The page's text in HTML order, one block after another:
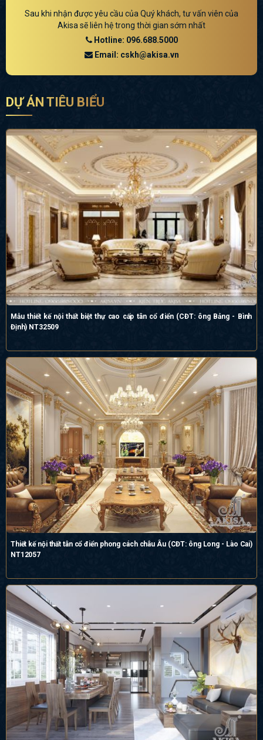
Sau khi nhận được yêu cầu của Quý khách, tư vấn viên của
Akisa sẽ liên hệ trong thời gian sớm nhất
Hotline: 096.688.5000
Email: cskh@akisa.vn
DỰ ÁN TIÊU BIỂU
Mẫu thiết kế nội thất biệt thự cao cấp tân cổ điển (CĐT: ông Bảng - Bình
Định) NT32509
Thiết kế nội thất tân cổ điển phong cách châu Âu (CĐT: ông Long - Lào Cai)
NT12057